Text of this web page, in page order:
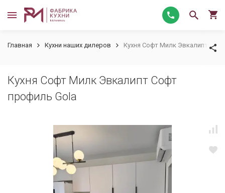
Главная Кухни наших дилеров Кухня Софт Милк Эвкалипт
Кухня Софт Милк Эвкалипт Софт
профиль Gola